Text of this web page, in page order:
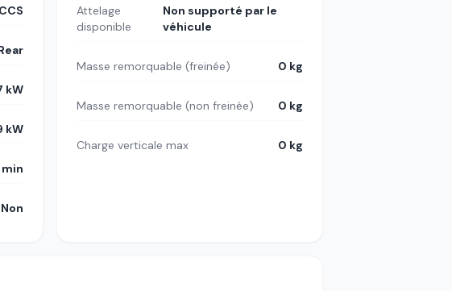
CCS
kW
kW
min
Non
Attelage
disponible
Non supporté par le
véhicule
Masse remorquable (freinée) 0 kg
Masse remorquable (non freinée) 0 kg
Charge verticale max 0 kg